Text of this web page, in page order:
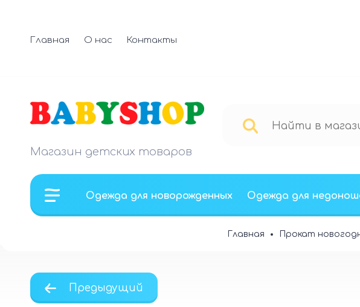
Главная О нас Контакты
Магазин детских товаров
Одежда для новорожденных Одежда для
Главная Прокат
Предыдущий